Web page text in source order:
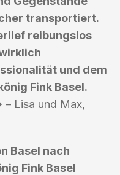
transportiert.
reibungslos
und dem
Fink Basel.
– Lisa und Max,
Basel nach
Fink Basel